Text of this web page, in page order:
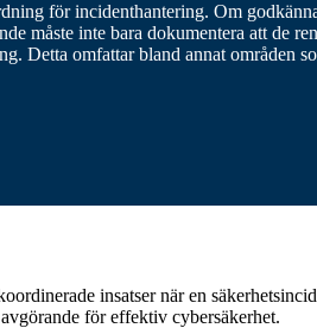
för incidenthantering. Om
måste inte bara dokumentera att de
Detta omfattar bland annat områden
insatser när en
för effektiv cybersäkerhet.